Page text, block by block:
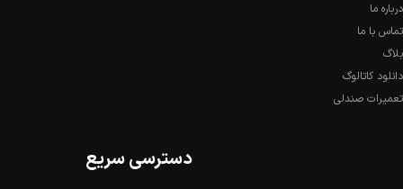
درباره ما
تماس با ما
بلاگ
دانلود کاتالوگ
تعمیرات صندلی
دسترسی سریع